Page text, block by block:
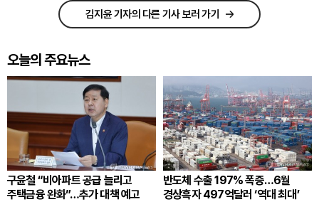
김지윤 기자의 다른 기사 보러 가기
오늘의 주요뉴스
구윤철 “비아파트 공급 늘리고
주택금융 완화”…추가 대책 예고
반도체 수출 197% 폭증…6월
경상흑자 497억달러 ‘역대 최대’